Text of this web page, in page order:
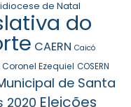
de Natal
do
CAERN Caicó
Coronel Ezequiel COSERN
de Santa
2020 Eleições